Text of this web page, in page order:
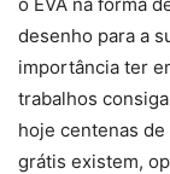
desenho para a
importância ter
trabalhos
hoje centenas
grátis existem,